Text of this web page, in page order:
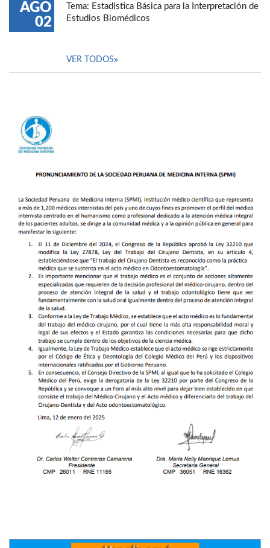
AGO
02
Tema: Estadistica Básica para la Interpretación de
Estudios Biomédicos
VER TODOS